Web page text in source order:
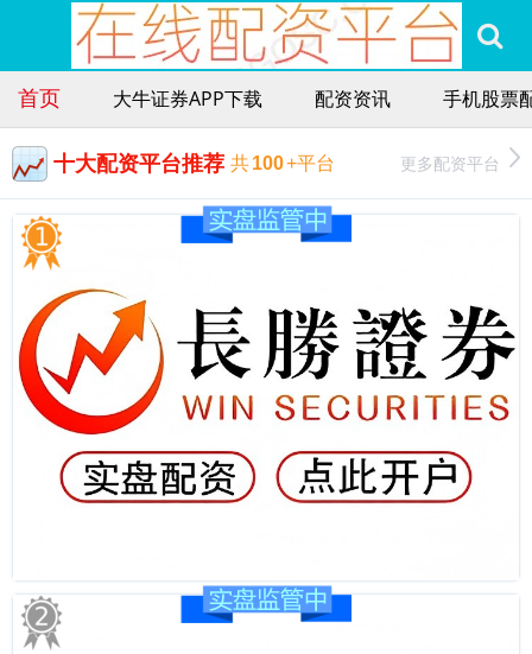
首页 大牛证券APP下载 配资资讯 手机股票
十大配资平台推荐 共100+平台 更多配资平台